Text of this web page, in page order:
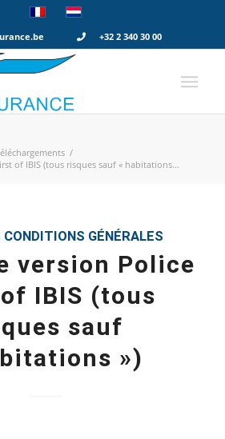
+32 2 340 30 00
/
of IBIS (tous risques sauf « habitations...
CONDITIONS GÉNÉRALES
version Police
IBIS (tous
sauf
»)